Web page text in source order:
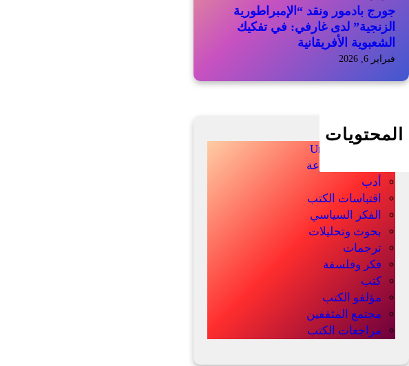
جورج بادمور ونقد “الإمبراطورية
الزنجية” لدى غارفي: في تفكيك
الشعبوية الأفريقانية
فبراير 6, 2026
المحتويات
Uncategorized
أخبار الموسوعة
أدب
اقتباسات الكتب
الفكر السياسي
بحوث وتحليلات
ترجمات
فكر وفلسفة
كتب
مؤلفو الكتب
مجتمع المثقفين
مراجعات الكتب